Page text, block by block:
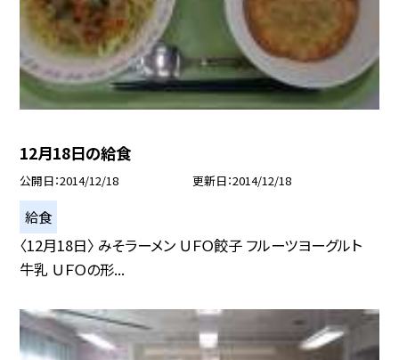
12月18日の給食
公開日 2014/12/18 更新日 2014/12/18
給食
〈12月18日〉 みそラーメン ＵＦＯ餃子 フルーツヨーグルト
牛乳 ＵＦＯの形...